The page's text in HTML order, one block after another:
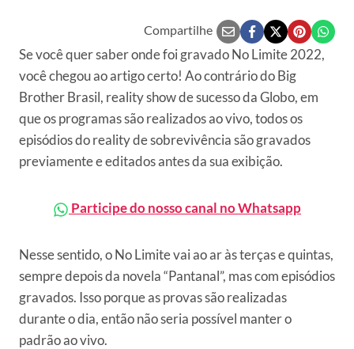
Compartilhe
Se você quer saber onde foi gravado No Limite 2022,
você chegou ao artigo certo! Ao contrário do Big
Brother Brasil, reality show de sucesso da Globo, em
que os programas são realizados ao vivo, todos os
episódios do reality de sobrevivência são gravados
previamente e editados antes da sua exibição.
Participe do nosso canal no Whatsapp
Nesse sentido, o No Limite vai ao ar às terças e quintas,
sempre depois da novela “Pantanal”, mas com episódios
gravados. Isso porque as provas são realizadas
durante o dia, então não seria possível manter o
padrão ao vivo.